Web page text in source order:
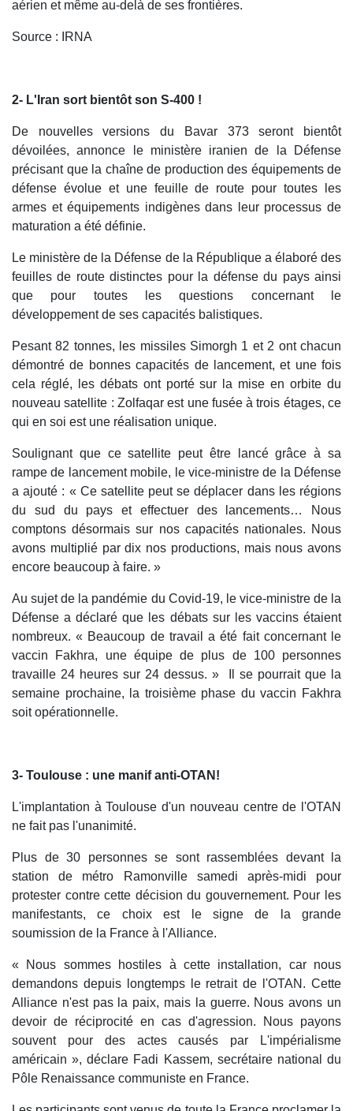
aérien et même au-delà de ses frontières.
Source : IRNA
2- L'Iran sort bientôt son S-400 !
De nouvelles versions du Bavar 373 seront bientôt
dévoilées, annonce le ministère iranien de la Défense
précisant que la chaîne de production des équipements de
défense évolue et une feuille de route pour toutes les
armes et équipements indigènes dans leur processus de
maturation a été définie.
Le ministère de la Défense de la République a élaboré des
feuilles de route distinctes pour la défense du pays ainsi
que pour toutes les questions concernant le
développement de ses capacités balistiques.
Pesant 82 tonnes, les missiles Simorgh 1 et 2 ont chacun
démontré de bonnes capacités de lancement, et une fois
cela réglé, les débats ont porté sur la mise en orbite du
nouveau satellite : Zolfaqar est une fusée à trois étages, ce
qui en soi est une réalisation unique.
Soulignant que ce satellite peut être lancé grâce à sa
rampe de lancement mobile, le vice-ministre de la Défense
a ajouté : « Ce satellite peut se déplacer dans les régions
du sud du pays et effectuer des lancements… Nous
comptons désormais sur nos capacités nationales. Nous
avons multiplié par dix nos productions, mais nous avons
encore beaucoup à faire. »
Au sujet de la pandémie du Covid-19, le vice-ministre de la
Défense a déclaré que les débats sur les vaccins étaient
nombreux. « Beaucoup de travail a été fait concernant le
vaccin Fakhra, une équipe de plus de 100 personnes
travaille 24 heures sur 24 dessus. » Il se pourrait que la
semaine prochaine, la troisième phase du vaccin Fakhra
soit opérationnelle.
3- Toulouse : une manif anti-OTAN!
L'implantation à Toulouse d'un nouveau centre de l'OTAN
ne fait pas l'unanimité.
Plus de 30 personnes se sont rassemblées devant la
station de métro Ramonville samedi après-midi pour
protester contre cette décision du gouvernement. Pour les
manifestants, ce choix est le signe de la grande
soumission de la France à l'Alliance.
« Nous sommes hostiles à cette installation, car nous
demandons depuis longtemps le retrait de l'OTAN. Cette
Alliance n'est pas la paix, mais la guerre. Nous avons un
devoir de réciprocité en cas d'agression. Nous payons
souvent pour des actes causés par L'impérialisme
américain », déclare Fadi Kassem, secrétaire national du
Pôle Renaissance communiste en France.